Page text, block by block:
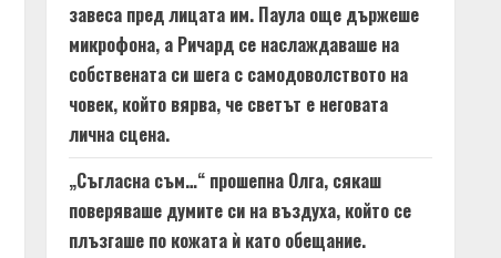
завеса пред лицата им. Паула още държеше
микрофона, а Ричард се наслаждаваше на
собствената си шега с самодоволството на
човек, който вярва, че светът е неговата
лична сцена.
„Съгласна съм…“ прошепна Олга, сякаш
поверяваше думите си на въздуха, който се
плъзгаше по кожата ѝ като обещание.